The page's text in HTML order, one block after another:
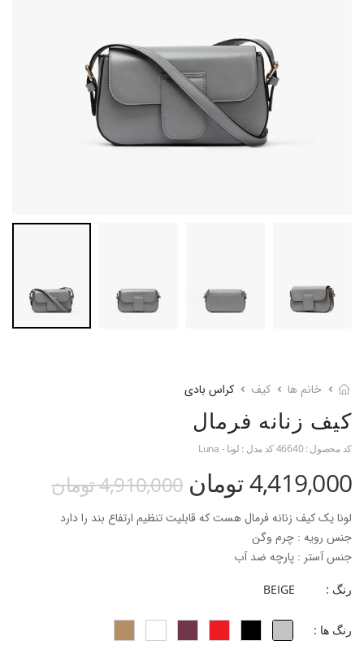
خانم ها کیف کراس بادی
کیف زنانه فرمال
کد محصول :46640کد مدل : لونا - Luna
4,419,000 تومان 4,910,000 تومان
لونا یک کیف زنانه فرمال هست که قابلیت تنظیم ارتفاع بند را دارد
جنس رویه : چرم وگن
جنس آستر : پارچه ضد آب
ابعاد کیف : 24.5*12.5*5
رنگ : BEIGE
رنگ ها :